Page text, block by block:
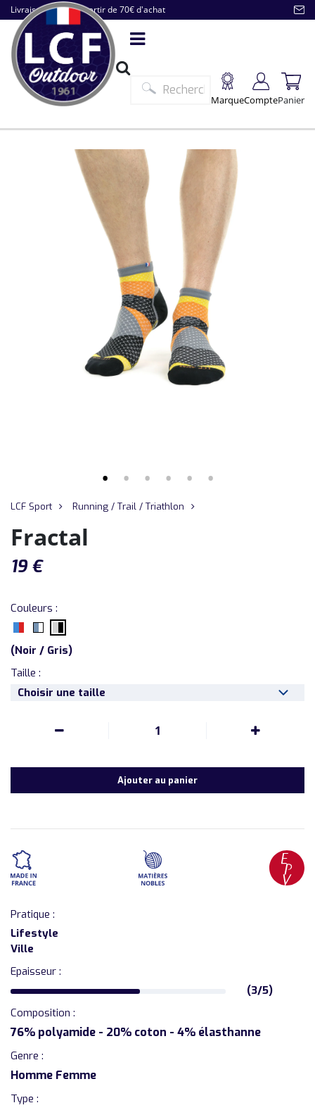
Livraison offerte à partir de 70€ d'achat
MarqueComptePanier
LCF Sport Running / Trail / Triathlon
Fractal
19 €
Couleurs :
(Noir / Gris)
Taille :
Choisir une taille
1
Ajouter au panier
Pratique :
Lifestyle
Ville
Epaisseur :
(3/5)
Composition :
76% polyamide - 20% coton - 4% élasthanne
Genre :
Homme Femme
Type :